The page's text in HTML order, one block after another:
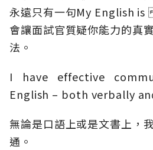
永遠只有一句My English
會讓面試官質疑你能力的真
法。
I have effective
English – both verbally
無論是口語上或是文書上，
通。